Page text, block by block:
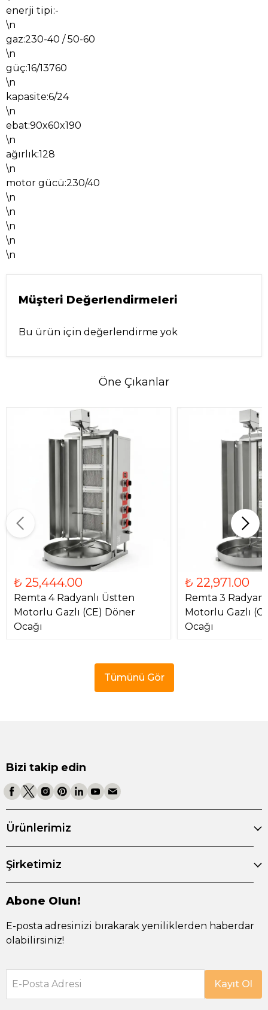
enerji tipi:-
\n
gaz:230-40 / 50-60
\n
güç:16/13760
\n
kapasite:6/24
\n
ebat:90x60x190
\n
ağırlık:128
\n
motor gücü:230/40
\n
\n
\n
\n
\n
Müşteri Değerlendirmeleri
Bu ürün için değerlendirme yok
Öne Çıkanlar
₺ 25,444.00
Remta 4 Radyanlı Üstten
Motorlu Gazlı (CE) Döner
Ocağı
₺ 22,971.00
Remta 3
Motorlu Gazlı
Ocağı
Tümünü Gör
Bizi takip edin
Ürünlerimiz
Şirketimiz
Abone Olun!
E-posta adresinizi bırakarak yeniliklerden haberdar
olabilirsiniz!
E-Posta Adresi Kayıt Ol